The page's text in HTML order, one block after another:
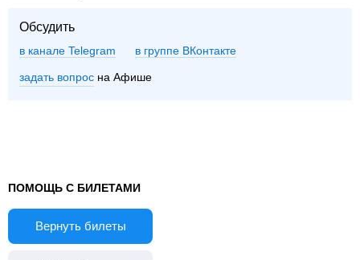
Обсудить
в канале Telegram группе ВКонтакте
задать вопрос на Афише
ПОМОЩЬ С БИЛЕТАМИ
Вернуть билеты